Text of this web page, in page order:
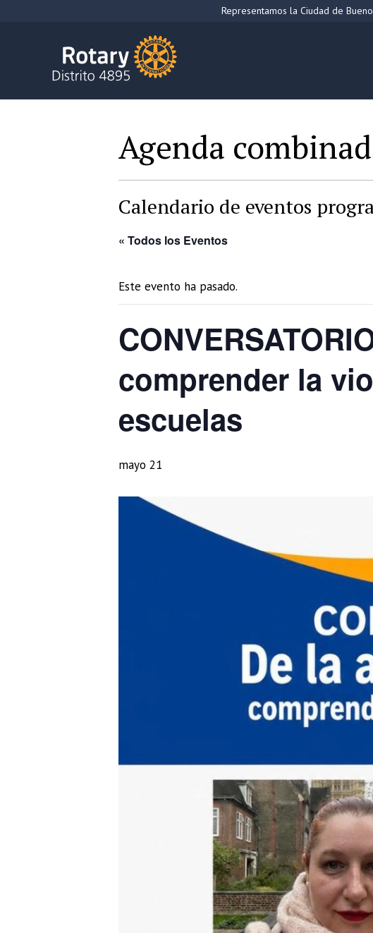
Representamos la Ciudad de
Agenda
Calendario de eventos
« Todos los Eventos
Este evento ha pasado.
comprender la
escuelas
mayo 21